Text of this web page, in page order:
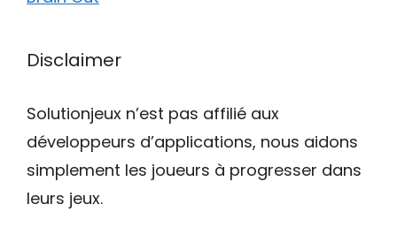
Disclaimer
Solutionjeux n’est pas affilié aux
développeurs d’applications, nous aidons
simplement les joueurs à progresser dans
leurs jeux.